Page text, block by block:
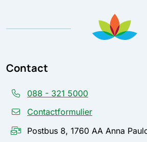
Contact
088 - 321 5000
Contactformulier
Postbus 8, 1760 AA Anna